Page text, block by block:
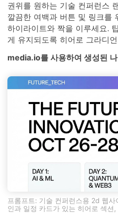
권위를 원하는 기술 컨퍼런스
깔끔한 여백과 버튼 및 링크를
하이라이트와 짝을 이루세요.
게 유지되도록 히어로 그라디
media.io를 사용하여 생성된
프롬프트: 기술 컨퍼런스용 2d 웹
인과 일정 카드가 있는 히어로 섹션